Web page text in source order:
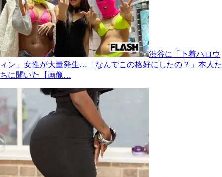
渋谷に「下着ハロウ
ィン」女性が大量発生…「なんでこの格好にしたの？」本人た
ちに聞いた【画像…